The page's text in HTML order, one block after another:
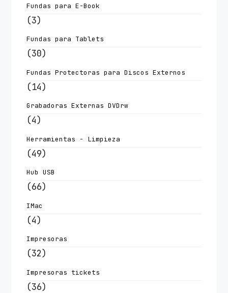
Fundas para E-Book
(3)
Fundas para Tablets
(30)
Fundas Protectoras para Discos Externos
(14)
Grabadoras Externas DVDrw
(4)
Herramientas - Limpieza
(49)
Hub USB
(66)
IMac
(4)
Impresoras
(32)
Impresoras tickets
(36)